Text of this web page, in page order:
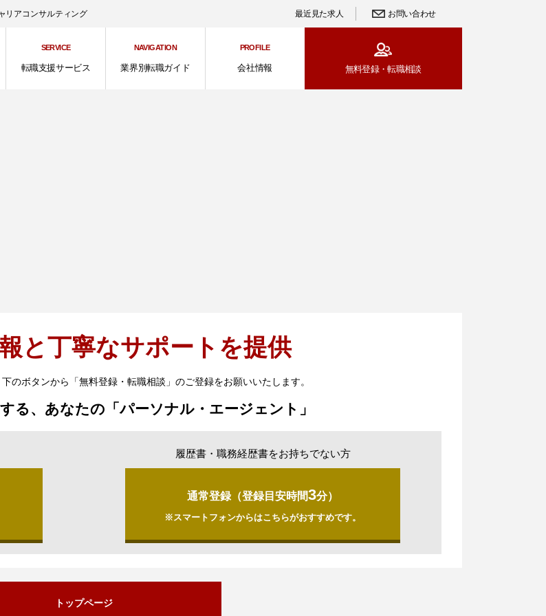
リアコンサルティング 最近見た求人 お問い合わせ
SERVICE
転職支援サービス
NAVIGATION
業界別転職ガイド
PROFILE
会社情報 無料登録・転職相談
と丁寧なサポートを提供
のボタンから「無料登録・転職相談」のご登録をお願いいたします。
る、あなたの「パーソナル・エージェント」
履歴書・職務経歴書をお持ちでない方
通常登録（登録目安時間3分）
※スマートフォンからはこちらがおすすめです。
トップページ